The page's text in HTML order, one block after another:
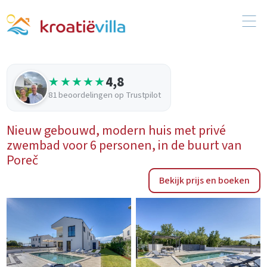
★★★★★4,8
81 beoordelingen op Trustpilot
Nieuw gebouwd, modern huis met privé
zwembad voor 6 personen, in de buurt van
Poreč
Bekijk prijs en boeken